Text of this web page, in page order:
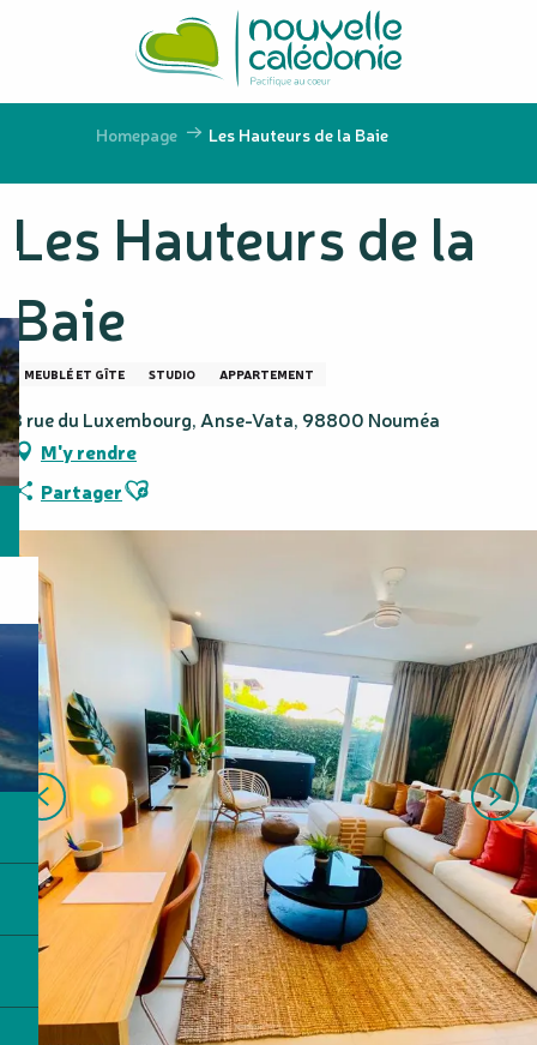
principal
Homepage Les Hauteurs de la Baie
Les Hauteurs de la
Baie
MEUBLÉ ET GÎTE STUDIO APPARTEMENT
3 rue du Luxembourg, Anse-Vata, 98800 Nouméa
M'y rendre
PartagerAjouter aux favoris